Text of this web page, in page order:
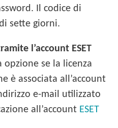
Il codice di
sette giorni.
l’account ESET
opzione se la licenza
è associata all’account
e-mail utilizzato
all’account ESET